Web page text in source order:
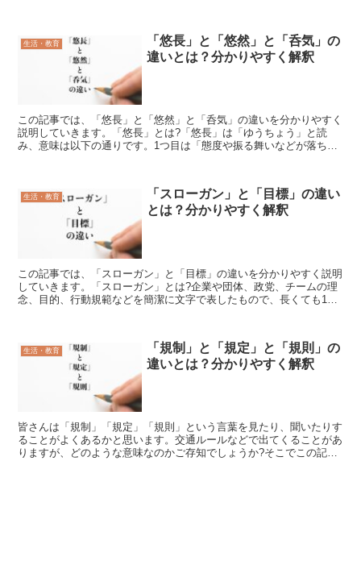
生活・教育
「悠長」と「悠然」と「呑気」の
違いとは？分かりやすく解釈
この記事では、「悠長」と「悠然」と「呑気」の違いを分かりやすく
説明していきます。「悠長」とは?「悠長」は「ゆうちょう」と読
み、意味は以下の通りです。1つ目は「態度や振る舞いなどが落ち着
生活・教育
「スローガン」と「目標」の違い
とは？分かりやすく解釈
この記事では、「スローガン」と「目標」の違いを分かりやすく説明
していきます。「スローガン」とは?企業や団体、政党、チームの理
念、目的、行動規範などを簡潔に文字で表したもので、長くても100
生活・教育
「規制」と「規定」と「規則」の
違いとは？分かりやすく解釈
皆さんは「規制」「規定」「規則」という言葉を見たり、聞いたりす
ることがよくあるかと思います。交通ルールなどで出てくることがあ
りますが、どのような意味なのかご存知でしょうか?そこでこの記事